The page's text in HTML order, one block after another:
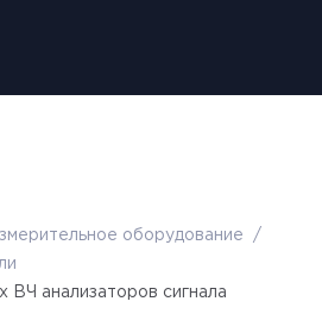
оборудование
/
ВЧ анализаторов сигнала